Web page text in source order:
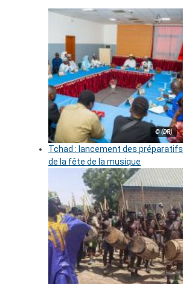
© (DR)
Tchad : lancement des préparatifs
de la fête de la musique